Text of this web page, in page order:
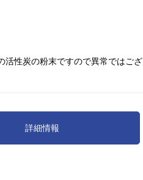
性炭の粉末ですので異常ではご
詳細情報